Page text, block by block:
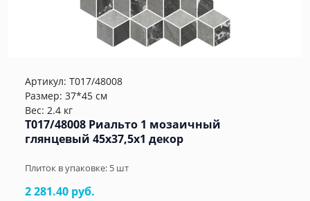
Артикул: T017/48008
Размер: 37*45 см
Вес: 2.4 кг
T017/48008 Риальто 1 мозаичный
глянцевый 45x37,5x1 декор
Плиток в упаковке: 5 шт
2 281.40 руб.